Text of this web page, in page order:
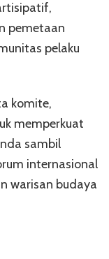
pemetaan
pelaku
komite,
memperkuat
sambil
internasional
warisan budaya